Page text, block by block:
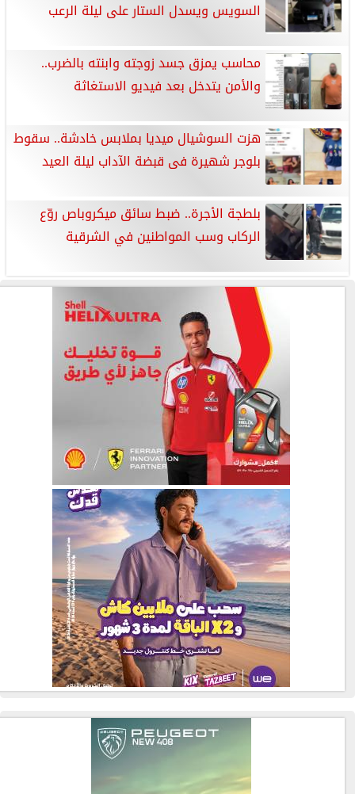
السويس ويسدل الستار على ليلة الرعب
محاسب يمزق جسد زوجته وابنته بالضرب..
والأمن يتدخل بعد فيديو الاستغاثة
هزت السوشيال ميديا بملابس خادشة.. سقوط
بلوجر شهيرة فى قبضة الآداب ليلة العيد
بلطجة الأجرة.. ضبط سائق ميكروباص روّع
الركاب وسب المواطنين في الشرقية